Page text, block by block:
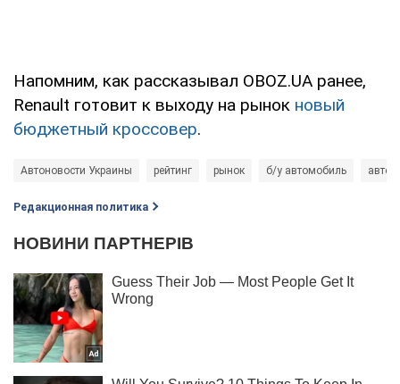
Напомним, как рассказывал OBOZ.UA ранее,
Renault готовит к выходу на рынок новый
бюджетный кроссовер.
Автоновости Украины рейтинг рынок б/у автомобиль авто
Редакционная политика